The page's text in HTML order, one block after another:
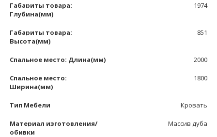
Габариты товара:
Глубина(мм)
1974
Габариты товара:
Высота(мм)
851
Спальное место: Длина(мм) 2000
Спальное место:
Ширина(мм)
1800
Тип Мебели Кровать
Материал изготовления/
обивки
Массив дуба